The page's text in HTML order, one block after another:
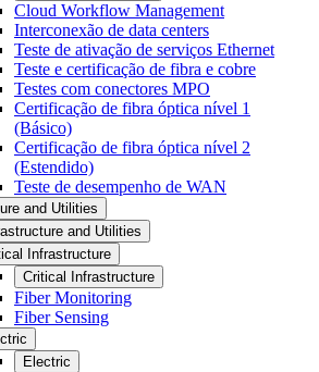
Cloud Workflow Management
Interconexão de data centers
Teste de ativação de serviços Ethernet
Teste e certificação de fibra e cobre
Testes com conectores MPO
Certificação de fibra óptica nível 1
(Básico)
Certificação de fibra óptica nível 2
(Estendido)
Teste de desempenho de WAN
and Utilities
and Utilities
Infrastructure
Critical Infrastructure
Fiber Monitoring
Fiber Sensing
Electric